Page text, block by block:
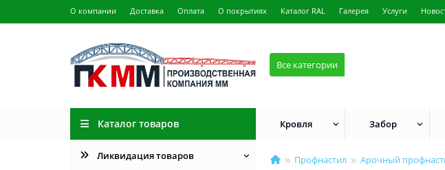
О компании Доставка Оплата О покрытиях Каталог RAL Галерея Услуги
Все категории
Каталог товаров
Ликвидация товаров
Кровля Забор
Профнастил Арочный